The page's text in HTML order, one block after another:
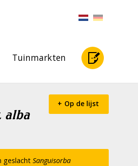
Tuinmarkten
alba
Op de lijst
geslachtSanguisorba